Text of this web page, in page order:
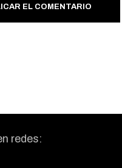
EL COMENTARIO
redes: